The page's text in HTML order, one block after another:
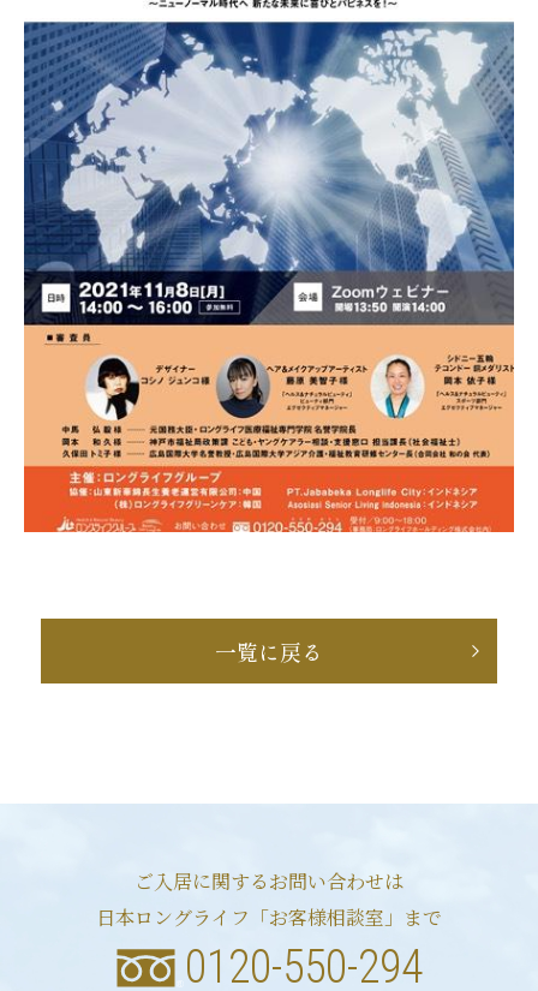
一覧に戻る
ご入居に関するお問い合わせは
日本ロングライフ「お客様相談室」まで
0120-550-294